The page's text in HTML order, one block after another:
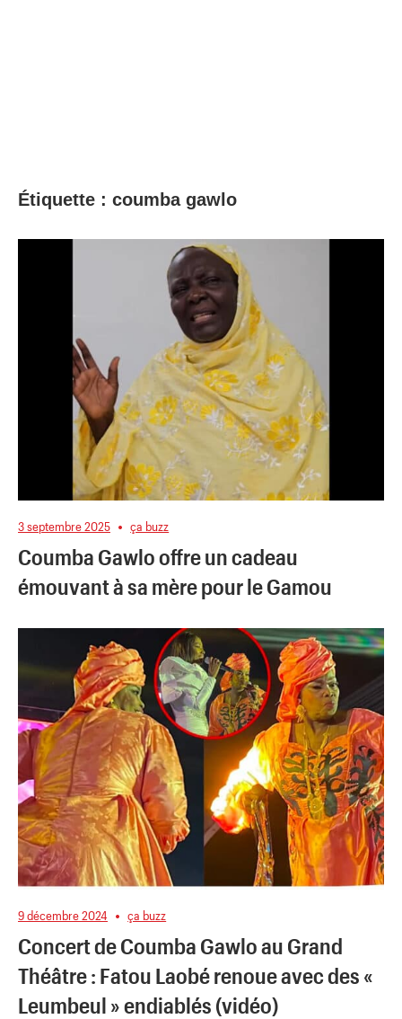
Étiquette : coumba gawlo
3 septembre 2025 ça buzz
Coumba Gawlo offre un cadeau
émouvant à sa mère pour le Gamou
9 décembre 2024 ça buzz
Concert de Coumba Gawlo au Grand
Théâtre : Fatou Laobé renoue avec des «
Leumbeul » endiablés (vidéo)